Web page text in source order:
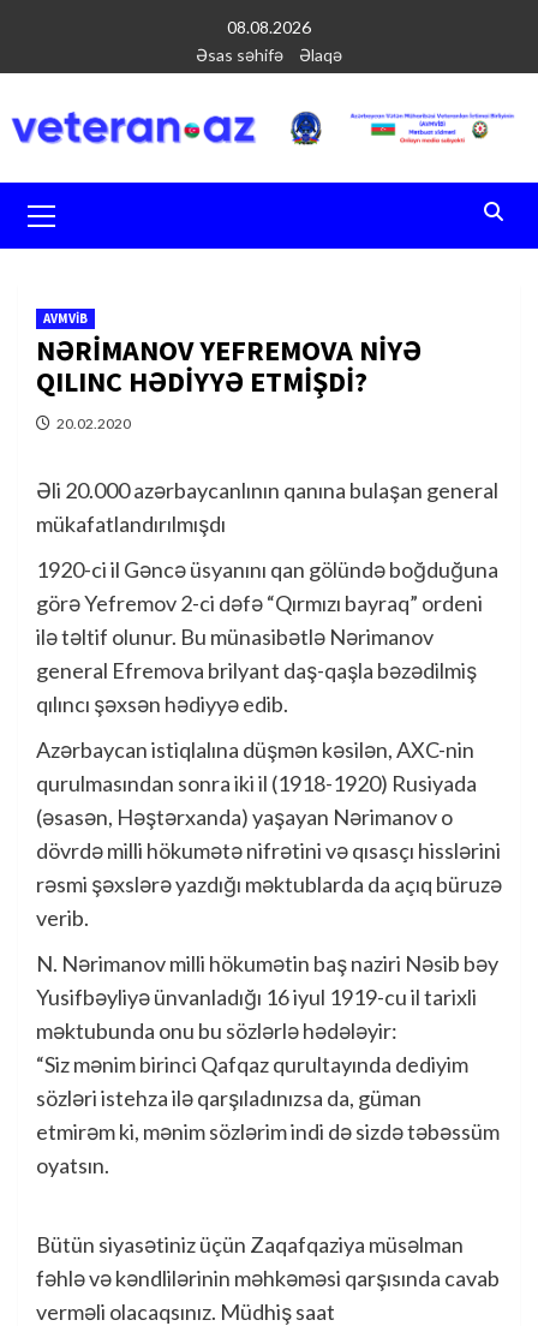
содержимому
08.08.2026
Əsas səhifə
Əlaqə
меню
AVMVİB
NƏRİMANOV YEFREMOVA NİYƏ
QILINC HƏDİYYƏ ETMİŞDİ?
20.02.2020
Əli 20.000 azərbaycanlının qanına bulaşan general
mükafatlandırılmışdı
1920-ci il Gəncə üsyanını qan gölündə boğduğuna
görə Yefremov 2-ci dəfə “Qırmızı bayraq” ordeni
ilə təltif olunur. Bu münasibətlə Nərimanov
general Efremova brilyant daş-qaşla bəzədilmiş
qılıncı şəxsən hədiyyə edib.
Azərbaycan istiqlalına düşmən kəsilən, AXC-nin
qurulmasından sonra iki il (1918-1920) Rusiyada
(əsasən, Həştərxanda) yaşayan Nərimanov o
dövrdə milli hökumətə nifrətini və qısasçı hisslərini
rəsmi şəxslərə yazdığı məktublarda da açıq büruzə
verib.
N. Nərimanov milli hökumətin baş naziri Nəsib bəy
Yusifbəyliyə ünvanladığı 16 iyul 1919-cu il tarixli
məktubunda onu bu sözlərlə hədələyir:
“Siz mənim birinci Qafqaz qurultayında dediyim
sözləri istehza ilə qarşıladınızsa da, güman
etmirəm ki, mənim sözlərim indi də sizdə təbəssüm
oyatsın.
Bütün siyasətiniz üçün Zaqafqaziya müsəlman
fəhlə və kəndlilərinin məhkəməsi qarşısında cavab
verməli olacaqsınız. Müdhiş saat